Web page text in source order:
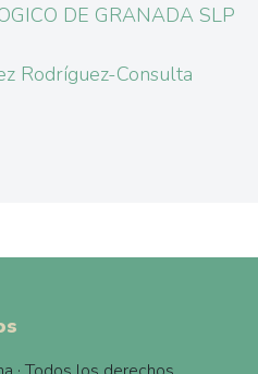
DE GRANADA SLP
Rodríguez-Consulta